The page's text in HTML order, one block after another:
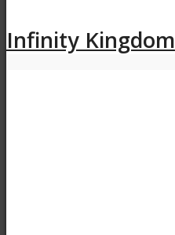
Infinity Kingdom